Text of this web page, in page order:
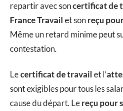
repartir avec soncertificat de
France Travailet sonreçu
Même un retard minime peut
contestation.
Lecertificat de travailet l’
sont exigibles pour tous les
cause du départ. Lereçu pour